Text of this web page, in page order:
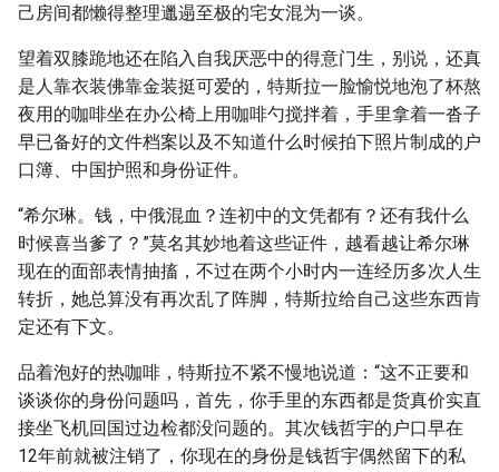
己房间都懒得整理邋遢至极的宅女混为一谈。
望着双膝跪地还在陷入自我厌恶中的得意门生，别说，还真
是人靠衣装佛靠金装挺可爱的，特斯拉一脸愉悦地泡了杯熬
夜用的咖啡坐在办公椅上用咖啡勺搅拌着，手里拿着一沓子
早已备好的文件档案以及不知道什么时候拍下照片制成的户
口簿、中国护照和身份证件。
“希尔琳。钱，中俄混血？连初中的文凭都有？还有我什么
时候喜当爹了？”莫名其妙地着这些证件，越看越让希尔琳
现在的面部表情抽搐，不过在两个小时内一连经历多次人生
转折，她总算没有再次乱了阵脚，特斯拉给自己这些东西肯
定还有下文。
品着泡好的热咖啡，特斯拉不紧不慢地说道：“这不正要和
谈谈你的身份问题吗，首先，你手里的东西都是货真价实直
接坐飞机回国过边检都没问题的。其次钱哲宇的户口早在
12年前就被注销了，你现在的身份是钱哲宇偶然留下的私